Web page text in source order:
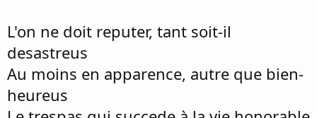
L'on ne doit reputer, tant soit-il
desastreus
Au moins en apparence, autre que bien-
heureus